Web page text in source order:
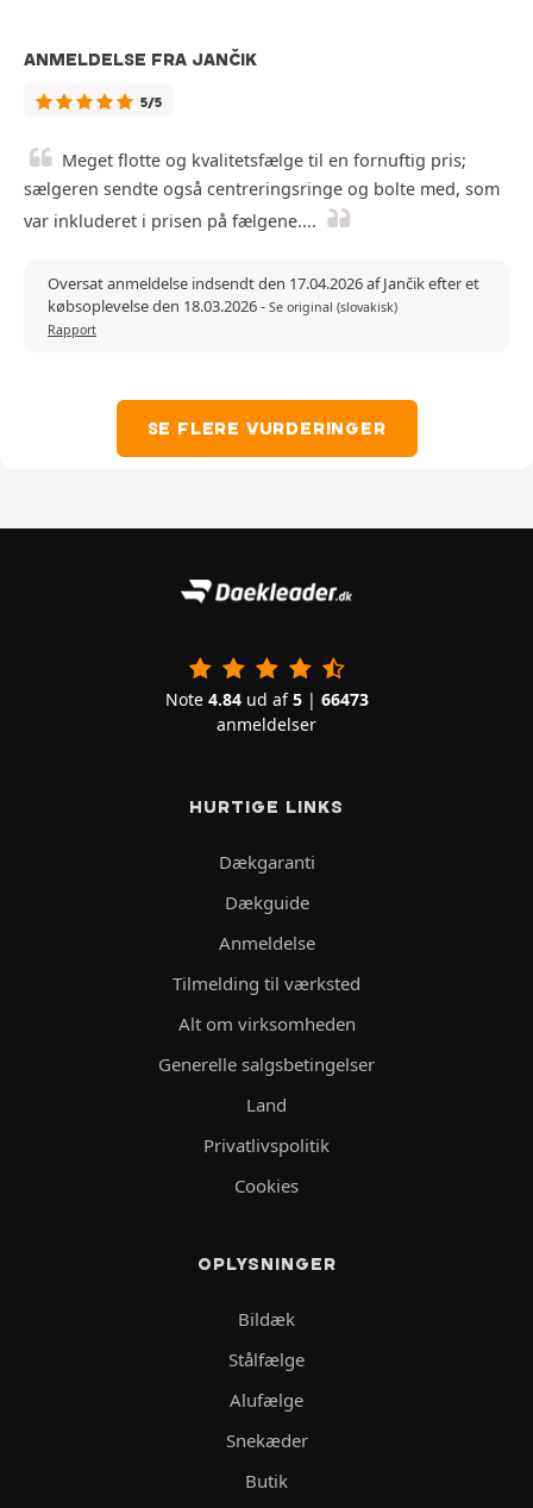
ANMELDELSE FRA JANČIK
5/5
Meget flotte og kvalitetsfælge til en fornuftig pris;
sælgeren sendte også centreringsringe og bolte med, som
var inkluderet i prisen på fælgene....
Oversat anmeldelse indsendt den 17.04.2026 af Jančik efter et
købsoplevelse den 18.03.2026- Se original (slovakisk)
Rapport
SE FLERE VURDERINGER
Note 4.84ud af5| 66473
anmeldelser
HURTIGE LINKS
Dækgaranti
Dækguide
Anmeldelse
Tilmelding til værksted
Alt om virksomheden
Generelle salgsbetingelser
Land
Privatlivspolitik
Cookies
OPLYSNINGER
Bildæk
Stålfælge
Alufælge
Snekæder
Butik